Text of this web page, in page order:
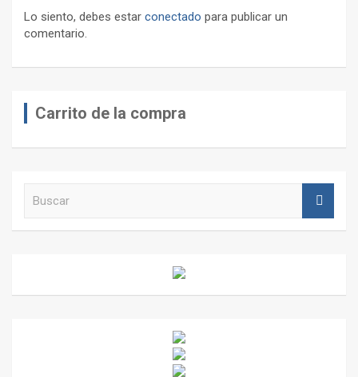
Lo siento, debes estar conectado para publicar un
comentario.
Carrito de la compra